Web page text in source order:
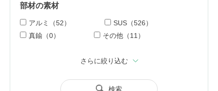
部材の素材
アルミ（52）
SUS（526）
真鍮（0）
その他（11）
さらに絞り込む
検索